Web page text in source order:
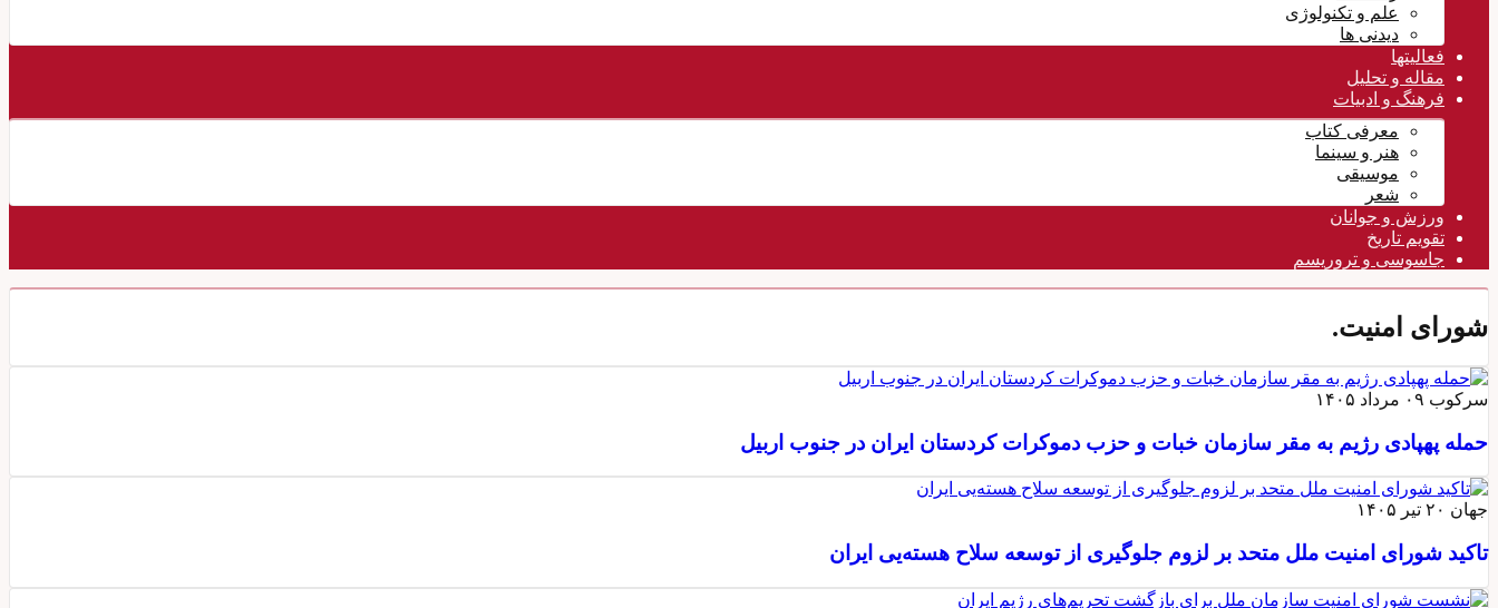
علم و تکنولوژی
دیدنی ها
فعالیتها
مقاله و تحلیل
فرهنگ و ادبیات
معرفی کتاب
هنر و سینما
موسیقی
شعر
ورزش و جوانان
تقویم تاريخ
جاسوسی و تروریسم
شورای امنیت.
سرکوب ۰۹ مرداد ۱۴۰۵
حمله پهپادی رژیم به مقر سازمان خبات و حزب دموکرات کردستان ایران در جنوب اربیل
جهان ۲۰ تیر ۱۴۰۵
تاکید شورای امنیت ملل متحد بر لزوم جلوگیری از توسعه سلاح هسته‌یی ایران